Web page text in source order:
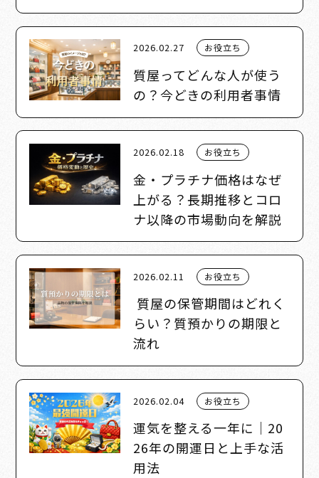
2026.02.27 お役立ち
質屋ってどんな人が使う
の？今どきの利用者事情
2026.02.18 お役立ち
金・プラチナ価格はなぜ
上がる？長期推移とコロ
ナ以降の市場動向を解説
2026.02.11 お役立ち
質屋の保管期間はどれく
らい？質預かりの期限と
流れ
2026.02.04 お役立ち
運気を整える一年に｜20
26年の開運日と上手な活
用法